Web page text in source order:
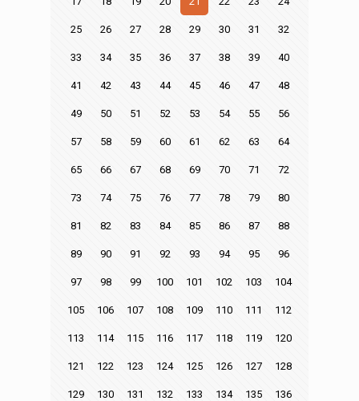
25 26 27 28 29 30 31 32
33 34 35 36 37 38 39 40
41 42 43 44 45 46 47 48
49 50 51 52 53 54 55 56
57 58 59 60 61 62 63 64
65 66 67 68 69 70 71 72
73 74 75 76 77 78 79 80
81 82 83 84 85 86 87 88
89 90 91 92 93 94 95 96
97 98 99 100 101 102 103 104
105 106 107 108 109 110 111 112
113 114 115 116 117 118 119 120
121 122 123 124 125 126 127 128
129 130 131 132 133 134 135 136